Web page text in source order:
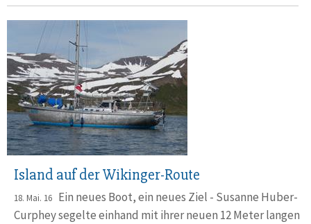
Island auf der Wikinger-Route
18. Mai. 16 Ein neues Boot, ein neues Ziel - Susanne Huber-
Curphey segelte einhand mit ihrer neuen 12 Meter langen